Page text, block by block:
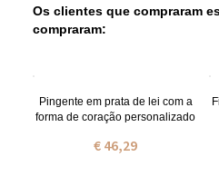
Os clientes que compraram
compraram:
Pingente em prata de lei com a
forma de coração personalizado
€ 46,29